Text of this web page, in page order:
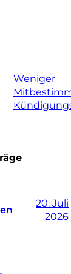
Weniger
20. Juli
2026